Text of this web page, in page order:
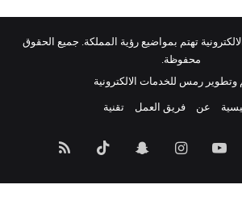
الالكترونية تهتم بمواضيع رؤية المملكة. جميع الحقوق
محفوظة.
رمس للخدمات الالكترونية
عن فريق العمل تقنية
‫YouTubeانستقرامسناب
تشات
‫TikTok
الموقع